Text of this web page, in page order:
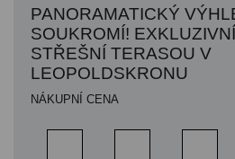
PANORAMATICKÝ
SOUKROMÍ!
STŘEŠNÍ TERASOU V
LEOPOLDSKRONU
NÁKUPNÍ CENA